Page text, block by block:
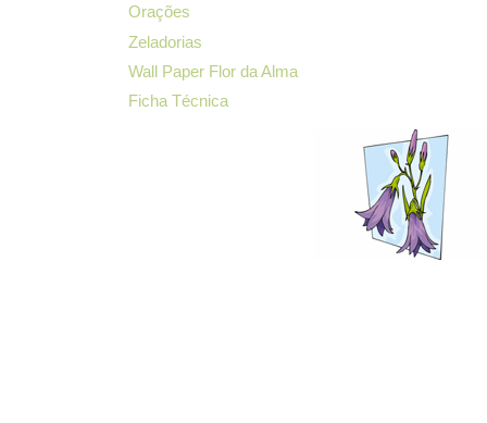
Orações
Zeladorias
Wall Paper Flor da Alma
Ficha Técnica